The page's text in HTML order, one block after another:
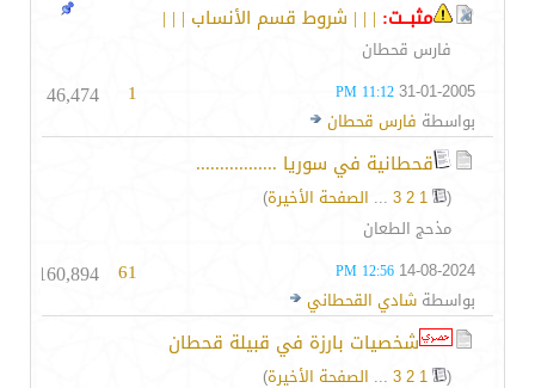
مثبــت: | | | شروط قسم الأنساب | | |
فارس قحطان
31-01-2005
11:12 PM
بواسطة فارس قحطان
1
46,474
قحطانية في سوريا .................
(
1
2
3
... الصفحة الأخيرة)
مذحج الطعان
14-08-2024
12:56 PM
بواسطة شادي القحطاني
61
160,894
شخصيات بارزة في قبيلة قحطان
(
1
2
3
... الصفحة الأخيرة)